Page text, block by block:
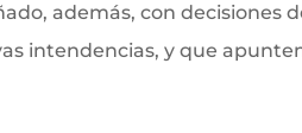
además, con decisiones
intendencias, y que